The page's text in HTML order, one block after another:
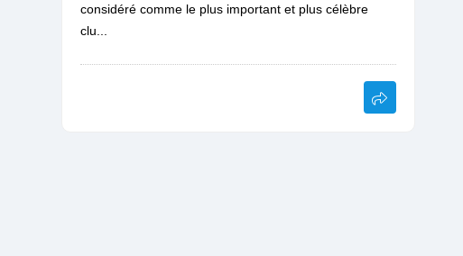
considéré comme le plus important et plus célèbre
clu...